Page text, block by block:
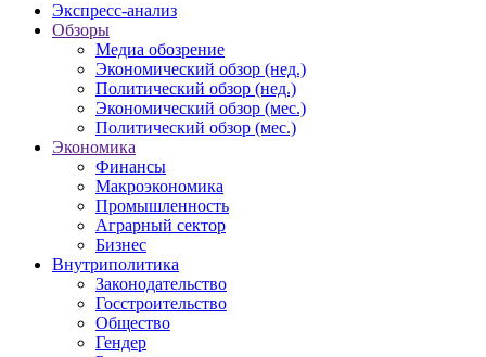
Экспресс-анализ
Обзоры
Медиа обозрение
Экономический обзор (нед.)
Политический обзор (нед.)
Экономический обзор (мес.)
Политический обзор (мес.)
Экономика
Финансы
Макроэкономика
Промышленность
Аграрный сектор
Бизнес
Внутриполитика
Законодательство
Госстроительство
Общество
Гендер